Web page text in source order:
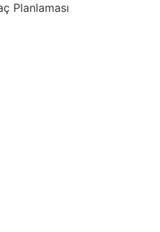
Planlaması